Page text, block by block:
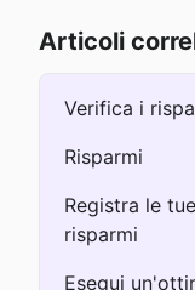
Articoli
Verifica i
Risparmi
Registra le
risparmi
Esegui